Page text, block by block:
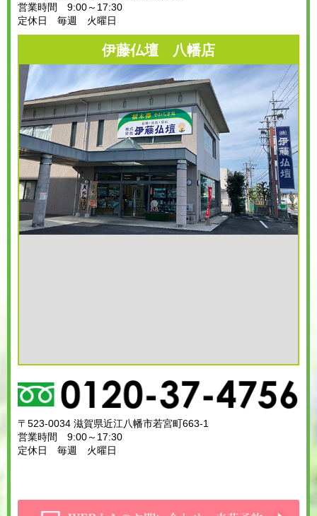
営業時間 9:00～17:30
定休日 毎週 火曜日
伊藤仏壇 八幡店
〒523-0034 滋賀県近江八幡市若宮町663-1
営業時間 9:00～17:30
定休日 毎週 火曜日